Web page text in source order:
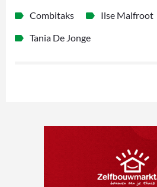
Combitaks Ilse Malfroot
Tania De Jonge